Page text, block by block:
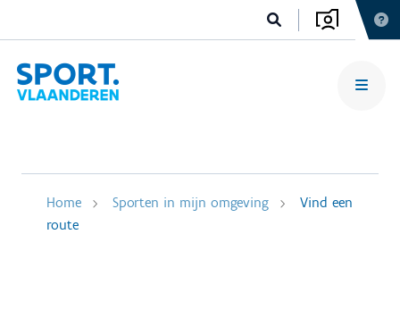
Home Sporten in mijn omgeving
Vind een
route